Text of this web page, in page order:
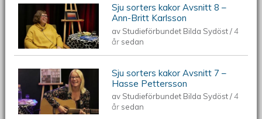
Sju sorters kakor Avsnitt 8 –
Ann-Britt Karlsson
av Studieförbundet Bilda Sydöst/4
år sedan
Sju sorters kakor Avsnitt 7 –
Hasse Pettersson
av Studieförbundet Bilda Sydöst/4
år sedan